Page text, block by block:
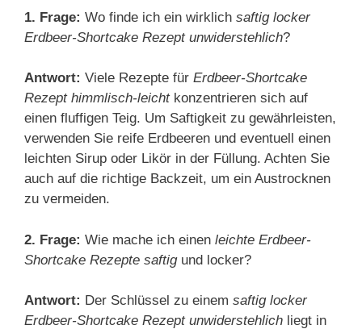
1. Frage: Wo finde ich ein wirklich saftig locker
Erdbeer-Shortcake Rezept unwiderstehlich?
Antwort: Viele Rezepte für Erdbeer-Shortcake
Rezept himmlisch-leichtkonzentrieren sich auf
einen fluffigen Teig. Um Saftigkeit zu gewährleisten,
verwenden Sie reife Erdbeeren und eventuell einen
leichten Sirup oder Likör in der Füllung. Achten Sie
auch auf die richtige Backzeit, um ein Austrocknen
zu vermeiden.
2. Frage: Wie mache ich einen leichte Erdbeer-
Shortcake Rezepte saftigund locker?
Antwort: Der Schlüssel zu einem saftig locker
Erdbeer-Shortcake Rezept unwiderstehlich liegt in